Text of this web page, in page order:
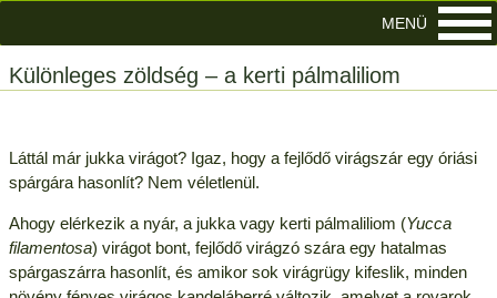
Különleges zöldség – a kerti pálmaliliom
Láttál már jukka virágot? Igaz, hogy a fejlődő virágszár egy óriási
spárgára hasonlít? Nem véletlenül.
Ahogy elérkezik a nyár, a jukka vagy kerti pálmaliliom (Yucca
filamentosa) virágot bont, fejlődő virágzó szára egy hatalmas
spárgaszárra hasonlít, és amikor sok virágrügy kifeslik, minden